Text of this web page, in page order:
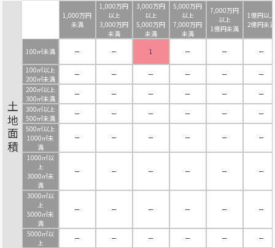
土地面積
1,000万円
未満
1,000万円
以上
3,000万円
未満
3,000万円
以上
5,000万円
未満
5,000万円
以上
7,000万円
未満
7,000万円
以上
1億円未満
1億円以上
2億円未満
100㎡未満 － － 1 － －
－
100㎡以上
200㎡未満
－ － － － －
－
200㎡以上
300㎡未満
－ － － － －
－
300㎡以上
500㎡未満
－ － － － －
－
500㎡以上
1000㎡未
満
－ － － － － －
1000㎡以
上
3000㎡未
満
－ － － － － －
3000㎡以
上
5000㎡未
満
－ － － － － －
5000㎡以
上
－ － － － － －